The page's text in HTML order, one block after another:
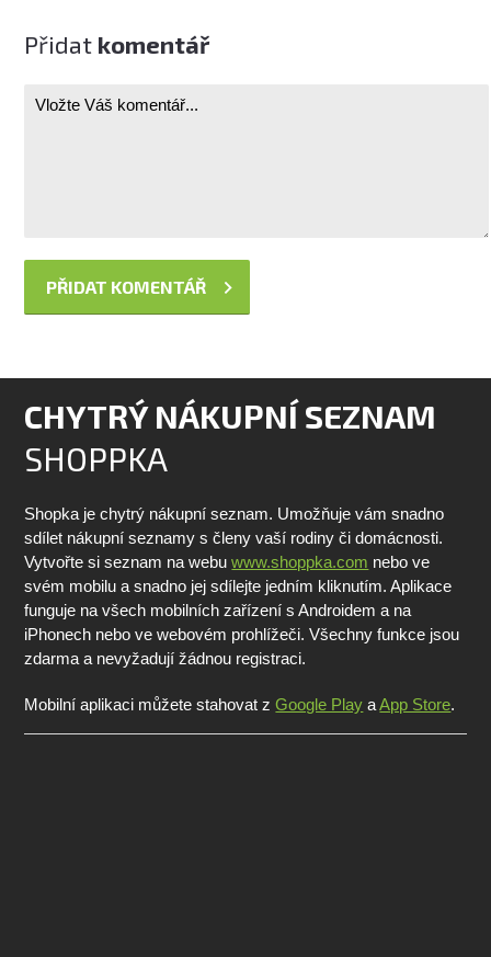
Přidat komentář
CHYTRÝ NÁKUPNÍ SEZNAM
SHOPPKA
Shopka je chytrý nákupní seznam. Umožňuje vám snadno
sdílet nákupní seznamy s členy vaší rodiny či domácnosti.
Vytvořte si seznam na webuwww.shoppka.com nebo ve
svém mobilu a snadno jej sdílejte jedním kliknutím. Aplikace
funguje na všech mobilních zařízení s Androidem a na
iPhonech nebo ve webovém prohlížeči. Všechny funkce jsou
zdarma a nevyžadují žádnou registraci.
Mobilní aplikaci můžete stahovat zGoogle Play aApp Store.